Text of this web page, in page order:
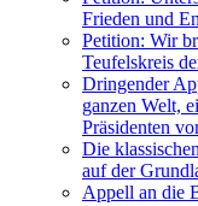
Frieden und
Petition: Wir
Teufelskreis
Dringender
ganzen Welt,
Präsidenten
Die
auf der
Appell an die